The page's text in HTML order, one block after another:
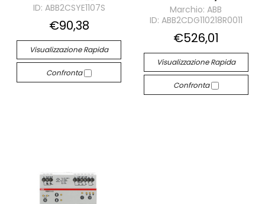
ID: ABB2CSYE1107S
€90,38
Visualizzazione Rapida
Confronta
Marchio: ABB
ID: ABB2CDG110218R0011
€526,01
Visualizzazione Rapida
Confronta